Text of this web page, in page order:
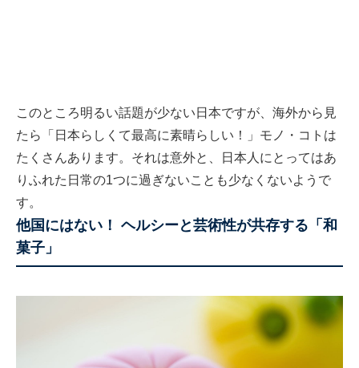
このところ明るい話題が少ない日本ですが、海外から見
たら「日本らしくて最高に素晴らしい！」モノ・コトは
たくさんあります。それは意外と、日本人にとってはあ
りふれた日常の1つに過ぎないことも少なくないようで
す。
他国にはない！ ヘルシーと芸術性が共存する「和
菓子」